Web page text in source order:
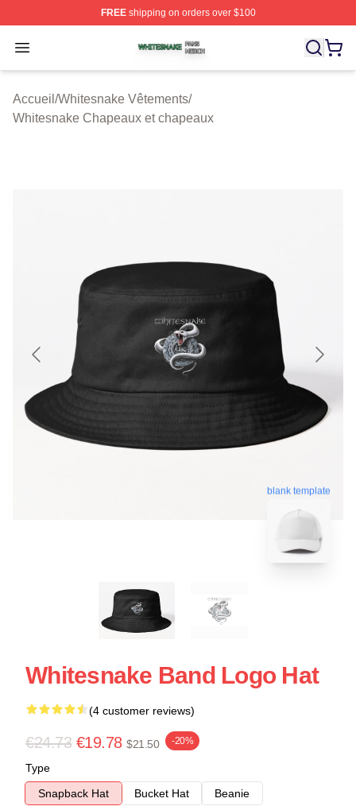
FREEshipping on orders over $100
Open menu
Whitesnake Shop ⚡️ Officially Licensed Whitesnake
Accueil /Whitesnake Vêtements/
Whitesnake Chapeaux et chapeaux
blank template
Whitesnake Band Logo Hat
(4 customer reviews)
€24.73 €19.78 $21.50 -20%
Type
Snapback Hat
Bucket Hat
Beanie